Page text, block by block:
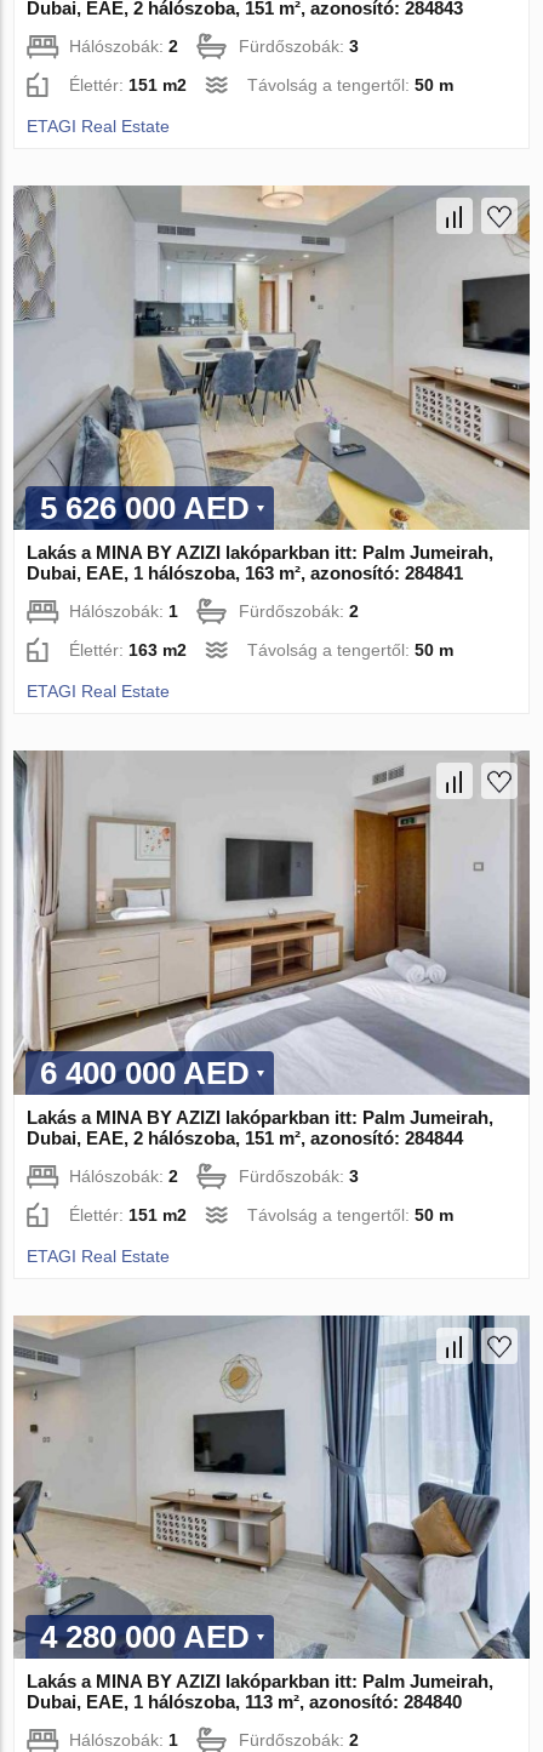
Dubai, EAE, 2 hálószoba, 151 m², azonosító: 284843
Hálószobák:2 Fürdőszobák:3
Élettér: 151 m2 Távolság a tengertől:50 m
ETAGI Real Estate
5 626 000 AED
Lakás a MINA BY AZIZI lakóparkban itt: Palm Jumeirah,
Dubai, EAE, 1 hálószoba, 163 m², azonosító: 284841
Hálószobák: 1 Fürdőszobák:2
Élettér: 163 m2 Távolság a tengertől:50 m
ETAGI Real Estate
6 400 000 AED
Lakás a MINA BY AZIZI lakóparkban itt: Palm Jumeirah,
Dubai, EAE, 2 hálószoba, 151 m², azonosító: 284844
Hálószobák:2 Fürdőszobák:3
Élettér: 151 m2 Távolság a tengertől:50 m
ETAGI Real Estate
4 280 000 AED
Lakás a MINA BY AZIZI lakóparkban itt: Palm Jumeirah,
Dubai, EAE, 1 hálószoba, 113 m², azonosító: 284840
Hálószobák:1 Fürdőszobák:2